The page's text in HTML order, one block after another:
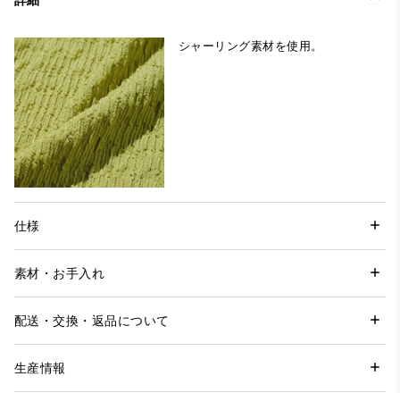
シャーリング素材を使用。
仕様
素材・お手入れ
配送・交換・返品について
生産情報